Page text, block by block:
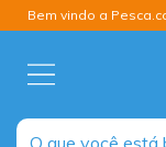
Bem vindo a